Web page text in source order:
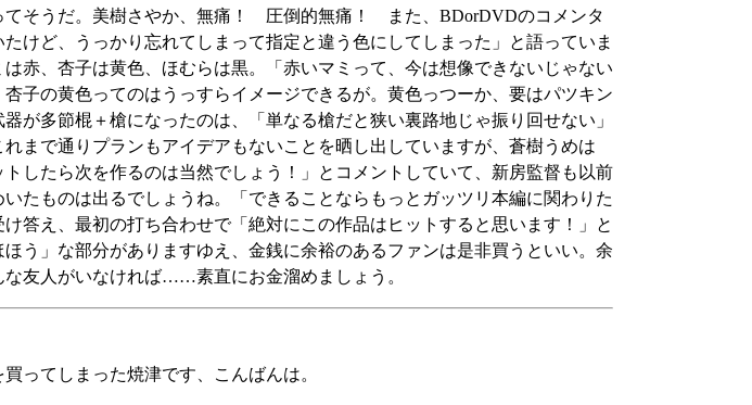
てそうだ。美樹さやか、無痛！ 圧倒的無痛！ また、BDorDVDのコメンタ
けど、うっかり忘れてしまって指定と違う色にしてしまった」と語っていま
赤、杏子は黄色、ほむらは黒。「赤いマミって、今は想像できないじゃない
子の黄色ってのはうっすらイメージできるが。黄色っつーか、要はパツキン
が多節棍＋槍になったのは、「単なる槍だと狭い裏路地じゃ振り回せない」
まで通りプランもアイデアもないことを晒し出していますが、蒼樹うめは
したら次を作るのは当然でしょう！」とコメントしていて、新房監督も以前
たものは出るでしょうね。「できることならもっとガッツリ本編に関わりた
答え、最初の打ち合わせで「絶対にこの作品はヒットすると思います！」と
う」な部分がありますゆえ、金銭に余裕のあるファンは是非買うといい。余
友人がいなければ……素直にお金溜めましょう。
ってしまった焼津です、こんばんは。